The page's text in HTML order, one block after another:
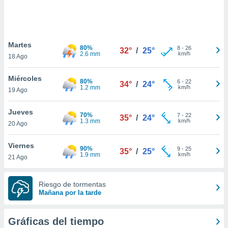
únicos
similares
como
sitio
de
posible
traten tus
en
Para
su
Martes
18 Ago
80%
2.6 mm
32° / 25° 8- 26
km/h
Miércoles
19 Ago
80%
1.2 mm
34° / 24° 6- 22
km/h
Jueves
20 Ago
70%
1.3 mm
35° / 24° 7- 22
km/h
Viernes
21 Ago
90%
1.9 mm
35° / 25° 9- 25
km/h
Riesgo de tormentas
Mañana por la tarde
Gráficas del tiempo